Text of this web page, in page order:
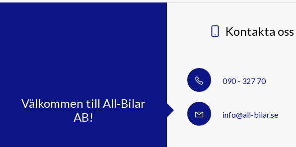
Välkommen till All-Bilar
AB!
Kontakta oss
090 - 327 70
info@all-bilar.se